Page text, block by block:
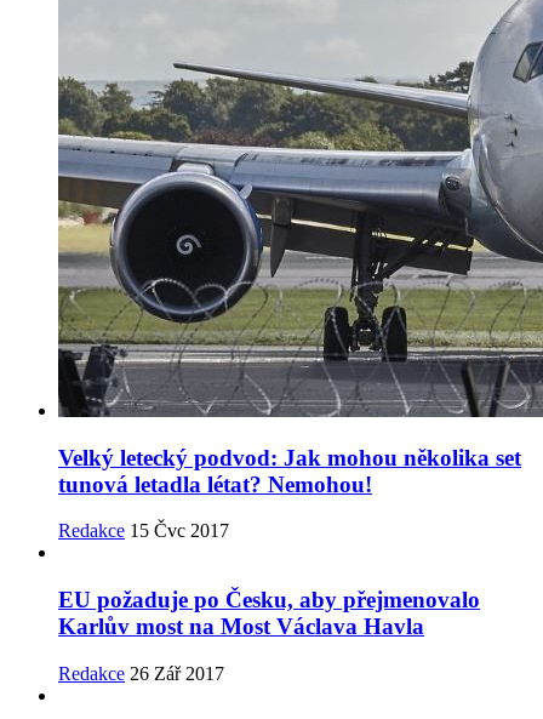
Velký letecký podvod: Jak mohou několika set
tunová letadla létat? Nemohou!
Redakce 15 Čvc 2017
EU požaduje po Česku, aby přejmenovalo
Karlův most na Most Václava Havla
Redakce 26 Zář 2017